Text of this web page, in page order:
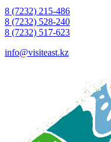
8 (7232) 215-486
8 (7232) 528-240
8 (7232) 517-623
info@visiteast.kz